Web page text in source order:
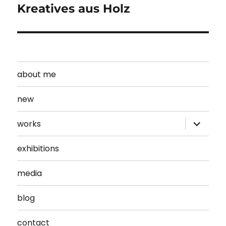
Nächster
Kreatives aus Holz
about me
new
works
öffnen
exhibitions
media
blog
contact